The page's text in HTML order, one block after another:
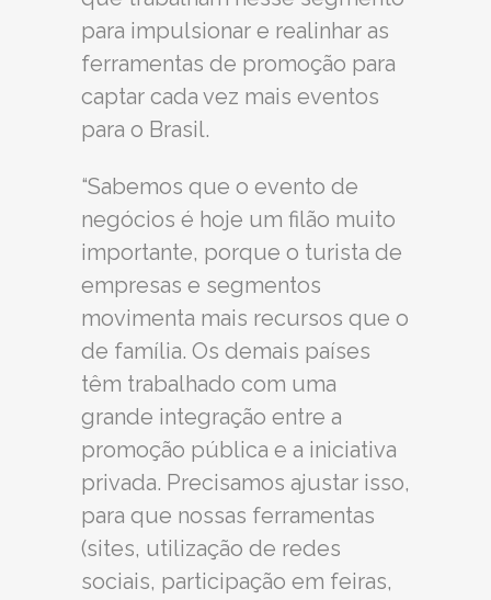
para impulsionar e realinhar as
ferramentas de promoção para
captar cada vez mais eventos
para o Brasil.
“Sabemos que o evento de
negócios é hoje um filão muito
importante, porque o turista de
empresas e segmentos
movimenta mais recursos que o
de família. Os demais países
têm trabalhado com uma
grande integração entre a
promoção pública e a iniciativa
privada. Precisamos ajustar isso,
para que nossas ferramentas
(sites, utilização de redes
sociais, participação em feiras,